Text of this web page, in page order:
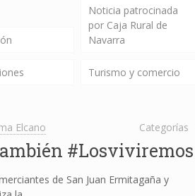
Noticia patrocinada
por Caja Rural de
Navarra
Turismo y comercio
Elcano Categorías
#Losviviremos
de San Juan Ermitagaña y